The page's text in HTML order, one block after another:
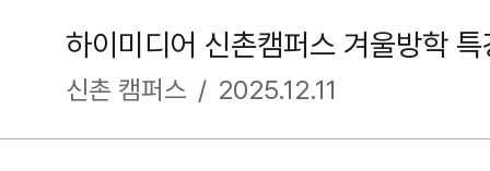
하이미디어 신촌캠퍼스 겨울방학 특
신촌 캠퍼스 / 2025.12.11